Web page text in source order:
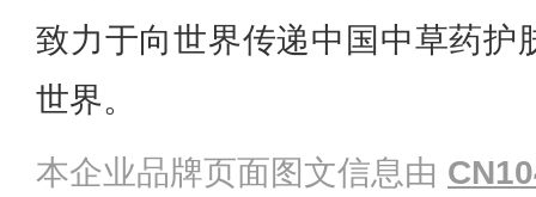
致力于向世界传递中国中草药护
世界。
本企业品牌页面图文信息由